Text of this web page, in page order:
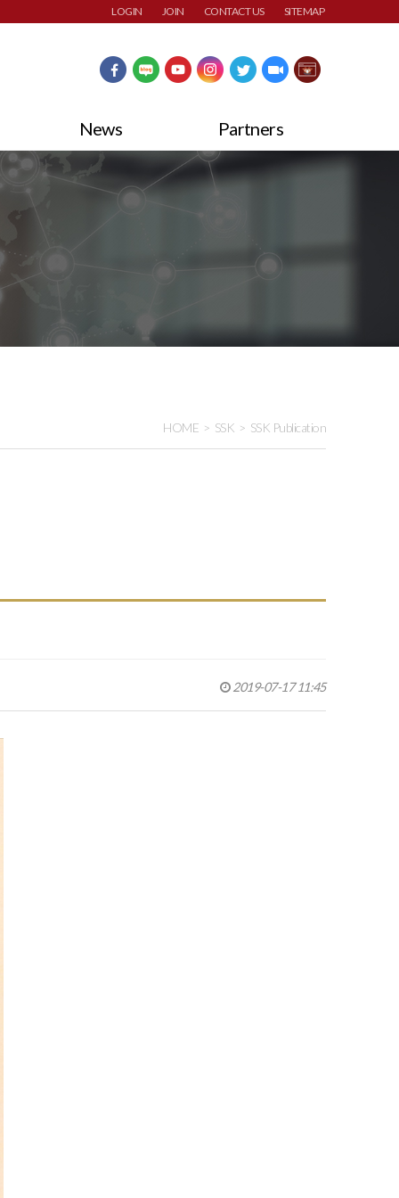
LOGIN JOIN CONTACT US SITEMAP
News Partners
HOME SSK SSK Publication
2019-07-17 11:45